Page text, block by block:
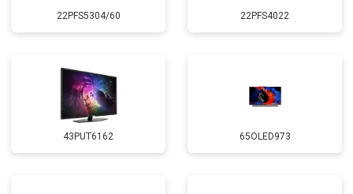
22PFS5304/60 22PFS4022
43PUT6162 65OLED973